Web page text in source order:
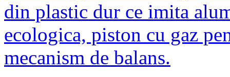
din plastic dur ce imita
ecologica, piston cu gaz
mecanism de balans.